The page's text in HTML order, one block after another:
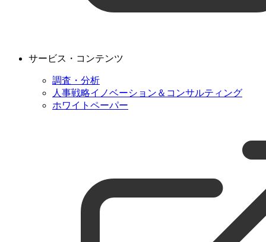
サービス・コンテンツ
調査・分析
人事戦略イノベーション＆コンサルティング
ホワイトペーパー